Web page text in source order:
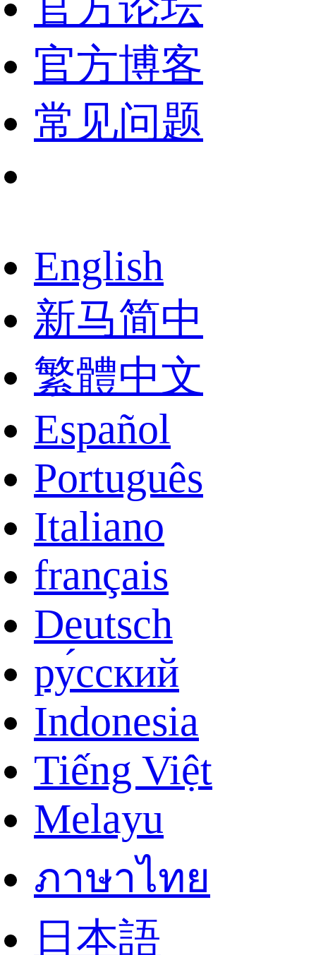
官方博客
常见问题
English
新马简中
繁體中文
Español
Português
Italiano
français
Deutsch
ру́сский
Indonesia
Tiếng Việt
Melayu
ภาษาไทย
日本語